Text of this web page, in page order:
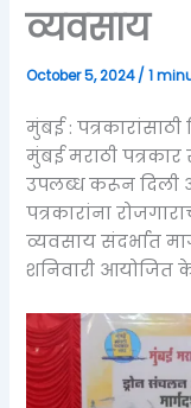
व्यवसाय
October 5, 2024/1
मुंबई :
मुंबई मराठी पत्रकार
उपलब्ध करून दिली
पत्रकारांना
व्यवसाय संदर्भात
शनिवारी आयोजित